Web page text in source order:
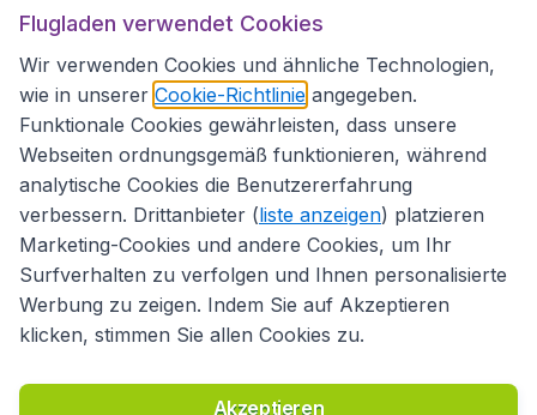
Folgen Sie uns:
Richtlinien und Bedingungen
Haftungsausschluss
Flugladen verwendet Cookies
Wir verwenden Cookies und ähnliche Technologien,
wie in unserer Cookie-Richtlinie angegeben.
Funktionale Cookies gewährleisten, dass unsere
Webseiten ordnungsgemäß funktionieren, während
analytische Cookies die Benutzererfahrung
verbessern. Drittanbieter (liste anzeigen) platzieren
Marketing-Cookies und andere Cookies, um Ihr
Surfverhalten zu verfolgen und Ihnen personalisierte
Werbung zu zeigen. Indem Sie auf Akzeptieren
klicken, stimmen Sie allen Cookies zu.
Akzeptieren